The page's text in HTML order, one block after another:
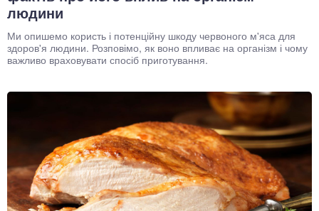
людини
Ми опишемо користь і потенційну шкоду червоного м'яса для
здоров'я людини. Розповімо, як воно впливає на організм і чому
важливо враховувати спосіб приготування.